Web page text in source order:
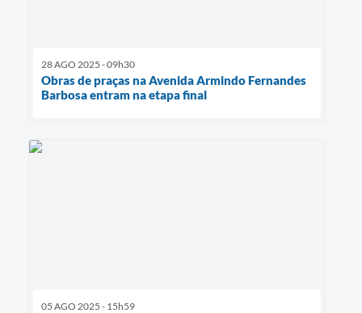
28 AGO 2025 - 09h30
Obras de praças na Avenida Armindo Fernandes
Barbosa entram na etapa final
05 AGO 2025 - 15h59